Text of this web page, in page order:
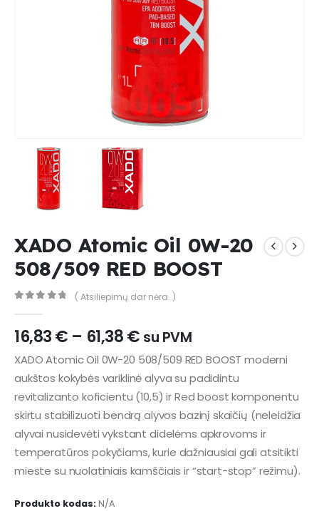
XADO Atomic Oil 0W-20
508/509 RED BOOST
( Atsiliepimų dar nėra. )
16,83€ – 61,38€Price
range:
16,83 €
through
61,38 €
su PVM
XADO Atomic Oil 0W-20 508/509 RED BOOST moderni
aukštos kokybės variklinė alyva su padidintu
revitalizanto koficientu (10,5) ir Red boost komponentu
skirtu stabilizuoti bendrą alyvos bazinį skaičių (neleidžia
alyvai nusidevėti vykstant didelėms apkrovoms ir
temperatūros pokyčiams, kurie dažniausiai gali atsitikti
mieste su nuolatiniais kamščiais ir “start-stop” režimu).
Produkto kodas: N/A